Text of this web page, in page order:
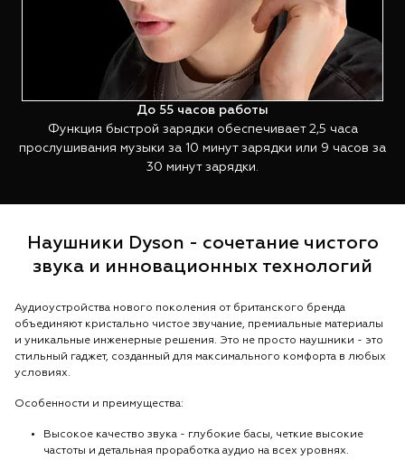
До 55 часов работы
Функция быстрой зарядки обеспечивает 2,5 часа
прослушивания музыки за 10 минут зарядки или 9 часов за
30 минут зарядки.
Наушники Dyson - сочетание чистого
звука и инновационных технологий
Аудиоустройства нового поколения от британского бренда
объединяют кристально чистое звучание, премиальные материалы
и уникальные инженерные решения. Это не просто наушники - это
стильный гаджет, созданный для максимального комфорта в любых
условиях.
Особенности и преимущества:
Высокое качество звука - глубокие басы, четкие высокие
частоты и детальная проработка аудио на всех уровнях.